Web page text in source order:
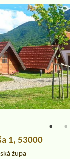
1, 53000
župa